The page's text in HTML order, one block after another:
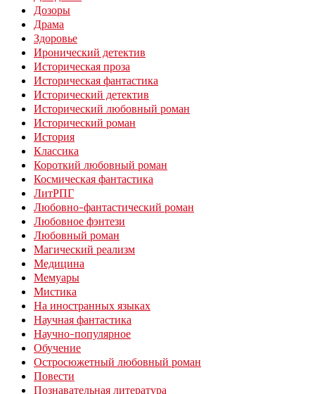
Дозоры
Драма
Здоровье
Иронический детектив
Историческая проза
Историческая фантастика
Исторический детектив
Исторический любовный роман
Исторический роман
История
Классика
Короткий любовный роман
Космическая фантастика
ЛитРПГ
Любовно-фантастический роман
Любовное фэнтези
Любовный роман
Магический реализм
Медицина
Мемуары
Мистика
На иностранных языках
Научная фантастика
Научно-популярное
Обучение
Остросюжетный любовный роман
Повести
Познавательная литература